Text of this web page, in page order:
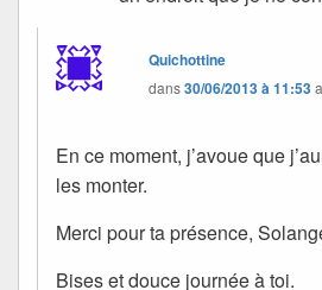
Quichottine
dans30/06/2013 à 11:53
En ce moment, j’avoue que
les monter.
Merci pour ta présence,
Bises et douce journée à toi.